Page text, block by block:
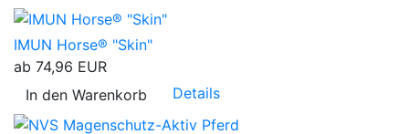
IMUN Horse® "Skin"
ab 74,96 EUR
In den Warenkorb
Details